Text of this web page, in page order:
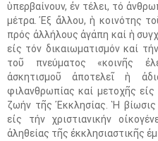
ὑπερβαίνουν, ἐν τέλει, τό
μέτρα. Ἐξ ἄλλου, ἡ κοινότης
πρός ἀλλήλους ἀγάπη καί ἡ
εἰς τόν δικαιωματισμόν καί
τοῦ πνεύματος «κοινῆς
ἀσκητισμοῦ ἀποτελεῖ ἡ
φιλανθρωπίας καί μετοχῆς εἰς
ζωήν τῆς Ἐκκλησίας. Ἡ βίωσις
εἰς τήν χριστιανικήν
ἀληθείας τῆς ἐκκλησιαστικῆς